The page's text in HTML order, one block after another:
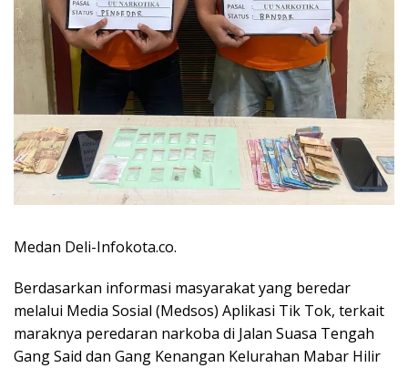
Medan Deli-Infokota.co.
Berdasarkan informasi masyarakat yang beredar
melalui Media Sosial (Medsos) Aplikasi Tik Tok, terkait
maraknya peredaran narkoba di Jalan Suasa Tengah
Gang Said dan Gang Kenangan Kelurahan Mabar Hilir